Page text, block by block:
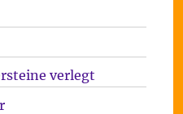
verlegt